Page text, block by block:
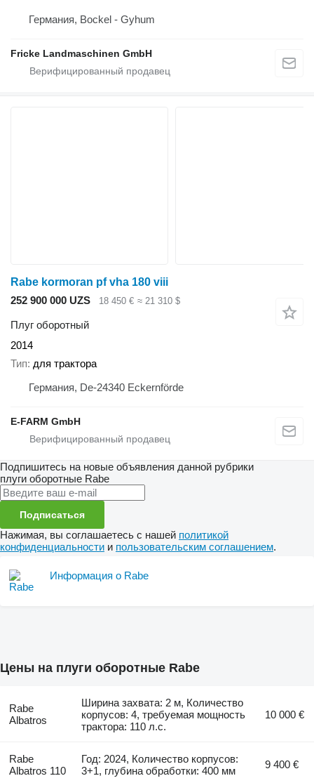
Германия, Bockel - Gyhum
Fricke Landmaschinen GmbH
Rabe kormoran pf vha 180 viii
252 900 000 UZS
18 450 € ≈ 21 310 $
Плуг оборотный
2014
Тип для трактора
Германия, De-24340 Eckernförde
E-FARM GmbH
Подпишитесь на новые объявления данной рубрики
плуги оборотные Rabe
Подписаться
Нажимая, вы соглашаетесь с нашей политикой
конфиденциальности и пользовательским соглашением.
Информация о Rabe
Цены на плуги оборотные Rabe
Rabe
Albatros
Ширина захвата: 2 м, Количество
корпусов: 4, требуемая мощность
трактора: 110 л.с.
10 000 €
Rabe
Albatros 110
Год: 2024, Количество корпусов:
3+1, глубина обработки: 400 мм
9 400 €